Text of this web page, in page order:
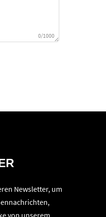
0/1000
Newsletter, um